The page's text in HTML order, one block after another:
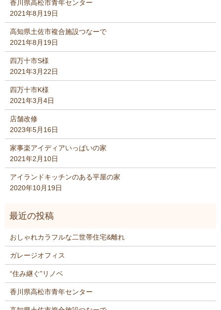
香川県高松市青年センター
2021年8月19日
高知県土佐市複合施設つなーで
2021年8月19日
四万十市S様
2021年3月22日
四万十市K様
2021年3月4日
店舗改修
2023年5月16日
家事楽アイディアいっぱいの家
2021年2月10日
アイランドキッチンのある平屋の家
2020年10月19日
おしゃれカラフルな二世帯住宅&離れ
ガレージオフィス
“住み継ぐ”リノベ
香川県高松市青年センター